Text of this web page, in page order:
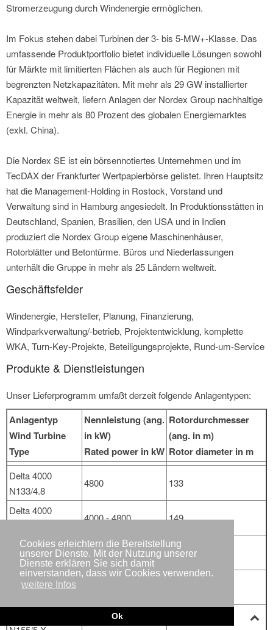
Cookies erleichtern die Bereitstellung
unserer Dienste. Mit der Nutzung unserer
Dienste erklären Sie sich damit
einverstanden, dass wir Cookies verwenden.
weitere Infos
Ok
Stromerzeugung durch Windenergie ermöglichen.
Im Fokus stehen dabei Turbinen der 3- bis 5-MW+-Klasse. Das
umfassende Produktportfolio bietet individuelle Lösungen sowohl
für Märkte mit limitierten Flächen als auch für Regionen mit
begrenzten Netzkapazitäten. Mit mehr als 29 GW installierter
Kapazität weltweit, liefern Anlagen der Nordex Group nachhaltige
Energie in mehr als 80 Prozent des globalen Energiemarktes
(exkl. China).
Die Nordex SE ist ein börsennotiertes Unternehmen und im
TecDAX der Frankfurter Wertpapierbörse gelistet. Ihren Hauptsitz
hat die Management-Holding in Rostock, Vorstand und
Verwaltung sind in Hamburg angesiedelt. In Produktionsstätten in
Deutschland, Spanien, Brasilien, den USA und in Indien
produziert die Nordex Group eigene Maschinenhäuser,
Rotorblätter und Betontürme. Büros und Niederlassungen
unterhält die Gruppe in mehr als 25 Ländern weltweit.
Geschäftsfelder
Windenergie, Hersteller, Planung, Finanzierung,
Windparkverwaltung/-betrieb, Projektentwicklung, komplette
WKA, Turn-Key-Projekte, Beteiligungsprojekte, Rund-um-Service
Produkte & Dienstleistungen
Unser Lieferprogramm umfaßt derzeit folgende Anlagentypen:
Anlagentyp
Wind Turbine
Type
Nennleistung (ang.
in kW)
Rated power in kW
Rotordurchmesser
(ang. in m)
Rotor diameter in m
Delta 4000
N133/4.8
4800 133
Delta 4000
4000 - 4800 149
Delta 4000
N149/5.X
> 5000 149
Delta 4000